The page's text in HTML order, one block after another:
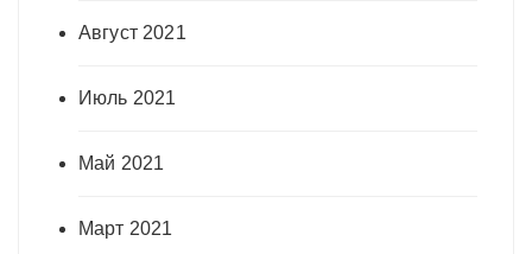
Август 2021
Июль 2021
Май 2021
Март 2021